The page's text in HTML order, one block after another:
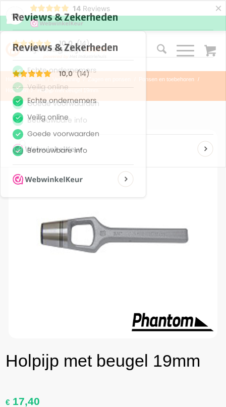
10
14 Reviews ×
Home / Winkel / Verspaning Zagen en ponsen Ponsen en toebehoren
/
Holpijpen / Holpijp met beugel 19mm
Holpijp met beugel 19mm
€ 17,40